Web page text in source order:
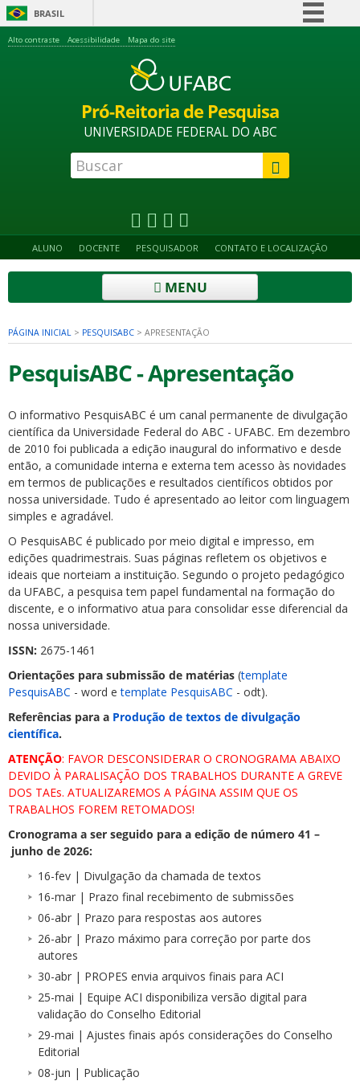
BRASIL
Acesso à informação
Alto contraste Acessibilidade Mapa do site
Pró-Reitoria de Pesquisa
UNIVERSIDADE FEDERAL DO ABC
ALUNO DOCENTE PESQUISADOR CONTATO E LOCALIZAÇÃO
MENU
PÁGINA INICIAL > PESQUISABC > APRESENTAÇÃO
PesquisABC - Apresentação
O informativo PesquisABC é um canal permanente de divulgação
científica da Universidade Federal do ABC - UFABC. Em dezembro
de 2010 foi publicada a edição inaugural do informativo e desde
então, a comunidade interna e externa tem acesso às novidades
em termos de publicações e resultados científicos obtidos por
nossa universidade. Tudo é apresentado ao leitor com linguagem
simples e agradável.
O PesquisABC é publicado por meio digital e impresso, em
edições quadrimestrais. Suas páginas refletem os objetivos e
ideais que norteiam a instituição. Segundo o projeto pedagógico
da UFABC, a pesquisa tem papel fundamental na formação do
discente, e o informativo atua para consolidar esse diferencial da
nossa universidade.
ISSN: 2675-1461
Orientações para submissão de matérias (template
PesquisABC - word etemplate PesquisABC - odt).
Referências para a Produção de textos de divulgação
científica.
ATENÇÃO: FAVOR DESCONSIDERAR O CRONOGRAMA ABAIXO
DEVIDO À PARALISAÇÃO DOS TRABALHOS DURANTE A GREVE
DOS TAEs. ATUALIZAREMOS A PÁGINA ASSIM QUE OS
TRABALHOS FOREM RETOMADOS!
Cronograma a ser seguido para a edição de número 41 –
junho de 2026:
16-fev | Divulgação da chamada de textos
16-mar | Prazo final recebimento de submissões
06-abr | Prazo para respostas aos autores
26-abr | Prazo máximo para correção por parte dos
autores
30-abr | PROPES envia arquivos finais para ACI
25-mai | Equipe ACI disponibiliza versão digital para
validação do Conselho Editorial
29-mai | Ajustes finais após considerações do Conselho
Editorial
08-jun | Publicação